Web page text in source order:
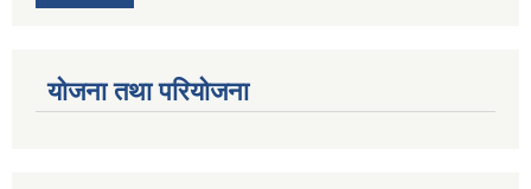
योजना तथा परियोजना